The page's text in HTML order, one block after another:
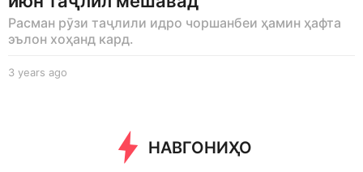
Расман рӯзи таҷлили идро чоршанбеи ҳамин ҳафта
эълон хоҳанд кард.
3 years ago
НАВГОНИҲО